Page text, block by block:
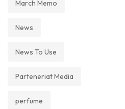
March Memo
News
News To Use
Parteneriat Media
perfume